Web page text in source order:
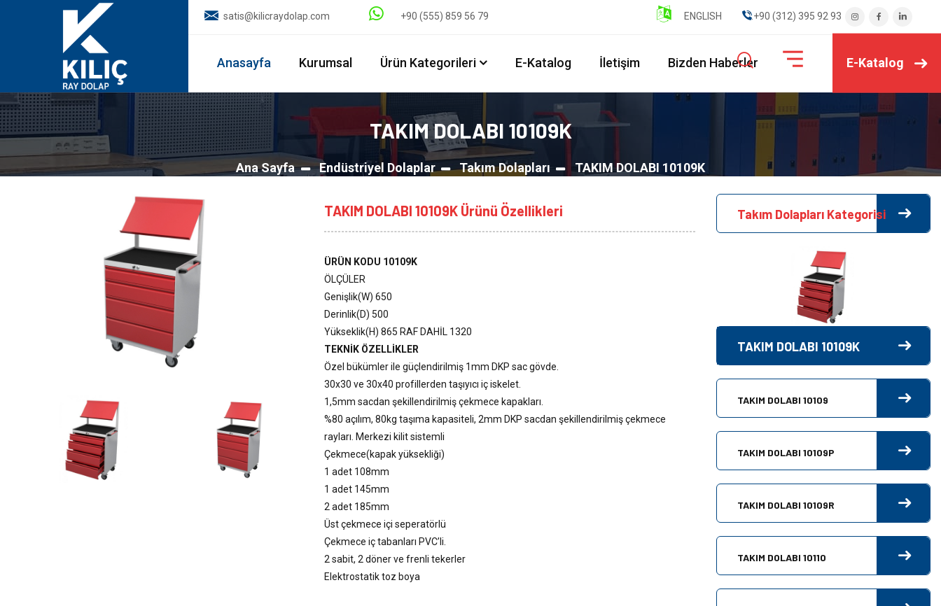
satis@kilicraydolap.com +90 (555) 859 56 79 ENGLISH " ".+90 (312) 395 92 93
Anasayfa Kurumsal Ürün Kategorileri E-Katalog İletişim Bizden Haberler E-Katalog
TAKIM DOLABI 10109K
Ana Sayfa Endüstriyel Dolaplar Takım Dolapları TAKIM DOLABI 10109K
TAKIM DOLABI 10109K Ürünü Özellikleri
ÜRÜN KODU 10109K
ÖLÇÜLER
Genişlik(W) 650
Derinlik(D) 500
Yükseklik(H) 865 RAF DAHİL 1320
TEKNİK ÖZELLİKLER
Özel bükümler ile güçlendirilmiş 1mm DKP sac gövde.
30x30 ve 30x40 profillerden taşıyıcı iç iskelet.
1,5mm sacdan şekillendirilmiş çekmece kapakları.
%80 açılım, 80kg taşıma kapasiteli, 2mm DKP sacdan şekillendirilmiş çekmece
rayları. Merkezi kilit sistemli
Çekmece(kapak yüksekliği)
1 adet 108mm
1 adet 145mm
2 adet 185mm
Üst çekmece içi seperatörlü
Çekmece iç tabanları PVC’li.
2 sabit, 2 döner ve frenli tekerler
Elektrostatik toz boya
Takım Dolapları Kategorisi
TAKIM DOLABI 10109K
TAKIM DOLABI 10109
TAKIM DOLABI 10109P
TAKIM DOLABI 10109R
TAKIM DOLABI 10110